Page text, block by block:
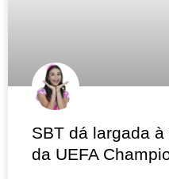
SBT dá largada
da UEFA